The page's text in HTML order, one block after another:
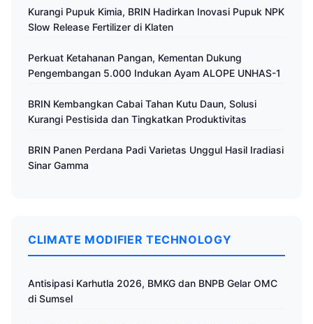
Kurangi Pupuk Kimia, BRIN Hadirkan Inovasi Pupuk NPK
Slow Release Fertilizer di Klaten
Perkuat Ketahanan Pangan, Kementan Dukung
Pengembangan 5.000 Indukan Ayam ALOPE UNHAS-1
BRIN Kembangkan Cabai Tahan Kutu Daun, Solusi
Kurangi Pestisida dan Tingkatkan Produktivitas
BRIN Panen Perdana Padi Varietas Unggul Hasil Iradiasi
Sinar Gamma
CLIMATE MODIFIER TECHNOLOGY
Antisipasi Karhutla 2026, BMKG dan BNPB Gelar OMC
di Sumsel